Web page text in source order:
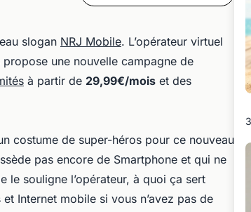
slogan NRJ Mobile. L’opérateur virtuel
une nouvelle campagne de
à partir de 29,99€/mois et des
costume de super-héros pour ce nouveau
pas encore de Smartphone et qui ne
le souligne l’opérateur, à quoi ça sert
Internet mobile si vous n’avez pas de